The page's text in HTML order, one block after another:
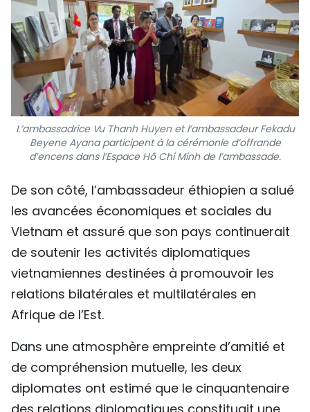
L’ambassadrice Vu Thanh Huyen et l’ambassadeur Fekadu
Beyene Ayana participent à la cérémonie d’offrande
d’encens dans l’Espace Hô Chi Minh de l’ambassade.
De son côté, l’ambassadeur éthiopien a salué
les avancées économiques et sociales du
Vietnam et assuré que son pays continuerait
de soutenir les activités diplomatiques
vietnamiennes destinées à promouvoir les
relations bilatérales et multilatérales en
Afrique de l’Est.
Dans une atmosphère empreinte d’amitié et
de compréhension mutuelle, les deux
diplomates ont estimé que le cinquantenaire